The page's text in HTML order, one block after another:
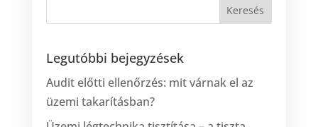
Legutóbbi bejegyzések
Audit előtti ellenőrzés: mit várnak el az
üzemi takarításban?